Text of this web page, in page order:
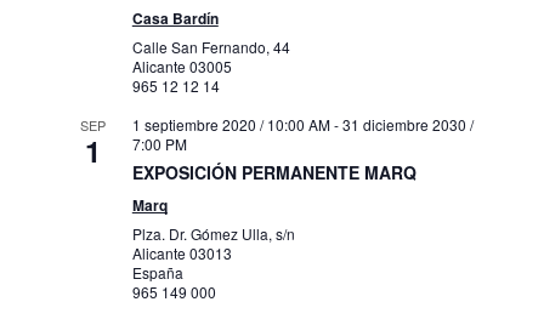
Casa Bardín
Calle San Fernando, 44
Alicante 03005
965 12 12 14
SEP
1
1 septiembre 2020 / 10:00 AM-31 diciembre 2030 /
7:00 PM
EXPOSICIÓN PERMANENTE MARQ
Marq
Plza. Dr. Gómez Ulla, s/n
Alicante 03013
España
965 149 000